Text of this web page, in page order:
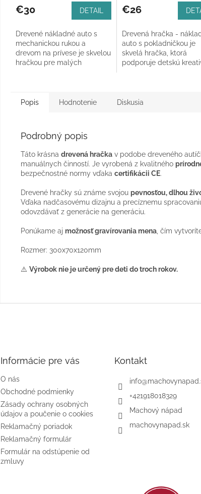
€30 DETAIL
Drevené nákladné auto s
mechanickou rukou a
drevom na prívese je skvelou
hračkou pre malých
€26
Drevená hračka -
auto s pokladničkou je
skvelá hračka, ktorá
podporuje detskú
Popis Hodnotenie Diskusia
Podrobný popis
Táto krásna drevená hračka v podobe dreveného
manuálnych činností. Je vyrobená z kvalitného
bezpečnostné normy vďaka certifikácii CE.
Drevené hračky sú známe svojou pevnosťou, dlhou
Vďaka nadčasovému dizajnu a precíznemu
odovzdávať z generácie na generáciu.
Ponúkame aj možnosť gravírovania mena , čím
Rozmer: 300x70x120mm
⚠️ Výrobok nie je určený pre deti do troch rokov.
Informácie pre vás
O nás
Obchodné podmienky
Zásady ochrany osobných
údajov a poučenie o cookies
Reklamačný poriadok
Reklamačný formulár
Formulár na odstúpenie od
zmluvy
Kontakt
info@
+421918018329
Machový nápad
machovynapad.sk